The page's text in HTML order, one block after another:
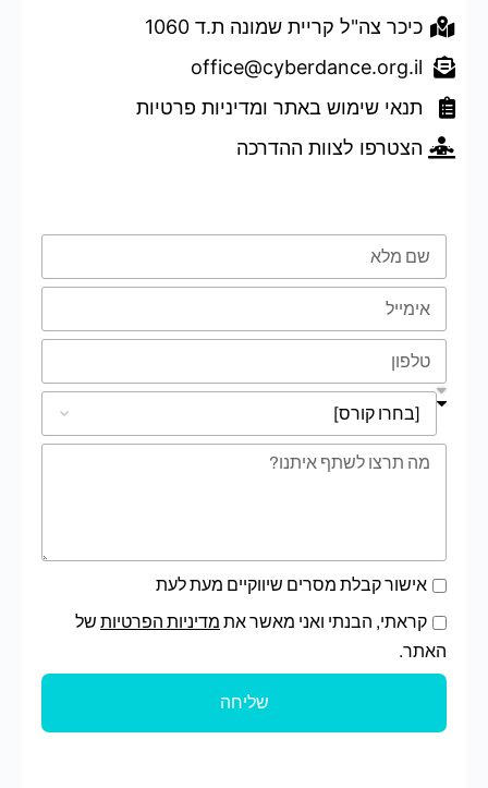
כיכר צה"ל קריית שמונה ת.ד 1060
office@cyberdance.org.il
תנאי שימוש באתר ומדיניות פרטיות
הצטרפו לצוות ההדרכה
אישור קבלת מסרים שיווקיים מעת לעת
קראתי, הבנתי ואני מאשר אתמדיניות הפרטיותשל
שליחה